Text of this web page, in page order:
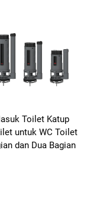
Toilet Katup
untuk WC Toilet
dan Dua Bagian